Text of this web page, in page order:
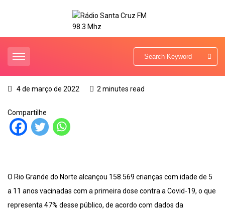
4 de março de 2022 2 minutes read
Compartilhe
O Rio Grande do Norte alcançou 158.569 crianças com idade de 5
a 11 anos vacinadas com a primeira dose contra a Covid-19, o que
representa 47% desse público, de acordo com dados da